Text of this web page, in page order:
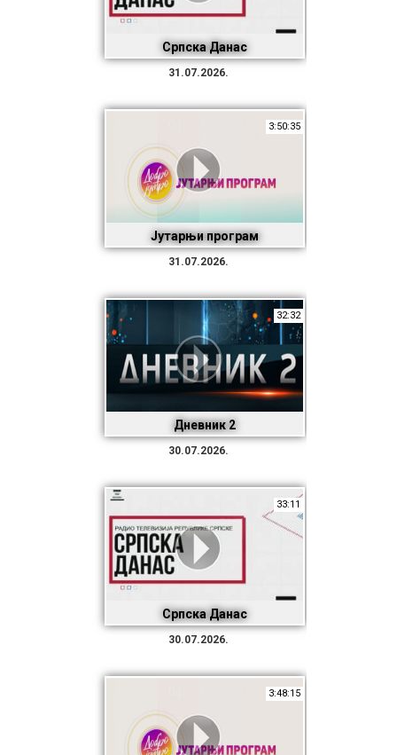
Српска Данас
31.07.2026.
Јутарњи програм
3:50:35
31.07.2026.
Дневник 2
32:32
30.07.2026.
Српска Данас
33:11
30.07.2026.
3:48:15